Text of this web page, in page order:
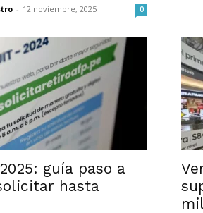
- 12 noviembre, 2025 0
guía paso a
hasta